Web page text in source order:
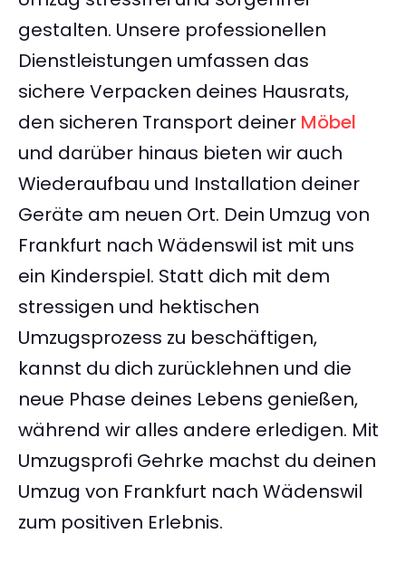
gestalten. Unsere professionellen
Dienstleistungen umfassen das
sichere Verpacken deines Hausrats,
den sicheren Transport deiner Möbel
und darüber hinaus bieten wir auch
Wiederaufbau und Installation deiner
Geräte am neuen Ort. Dein Umzug von
Frankfurt nach Wädenswil ist mit uns
ein Kinderspiel. Statt dich mit dem
stressigen und hektischen
Umzugsprozess zu beschäftigen,
kannst du dich zurücklehnen und die
neue Phase deines Lebens genießen,
während wir alles andere erledigen. Mit
Umzugsprofi Gehrke machst du deinen
Umzug von Frankfurt nach Wädenswil
zum positiven Erlebnis.